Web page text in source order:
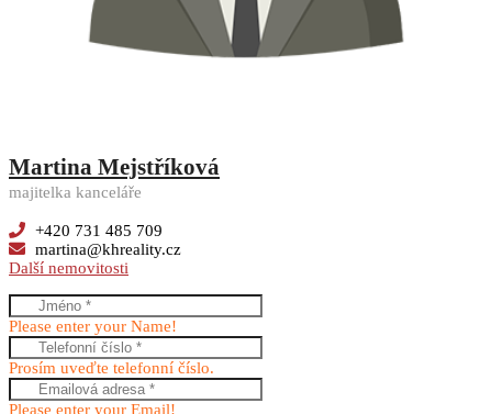
Martina Mejstříková
majitelka kanceláře
+420 731 485 709
martina@khreality.cz
Další nemovitosti
Please enter your Name!
Prosím uveďte telefonní číslo.
Please enter your Email!